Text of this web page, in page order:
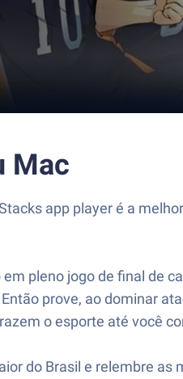
Mac
app player é a
pleno jogo de final de
prove, ao dominar
o esporte até você
do Brasil e relembre